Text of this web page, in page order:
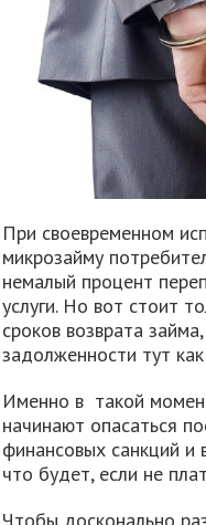
При своевременном
микрозайму
немалый процент
услуги. Но вот стоит
сроков возврата
задолженности тут
Именно в такой
начинают опасаться
финансовых санкций и
что будет, если не